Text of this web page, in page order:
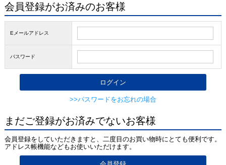
会員登録がお済みのお客様
Eメールアドレス
パスワード
>>パスワードをお忘れの場合
まだご登録がお済みでないお客様
会員登録をしていただきますと、二度目のお買い物時にとても便利です。
アドレス帳機能などもお使いいただけます。